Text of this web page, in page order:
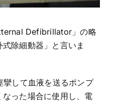
Defibrillator」の略
除細動器」と言いま
して血液を送るポンプ
った場合に使用し、電